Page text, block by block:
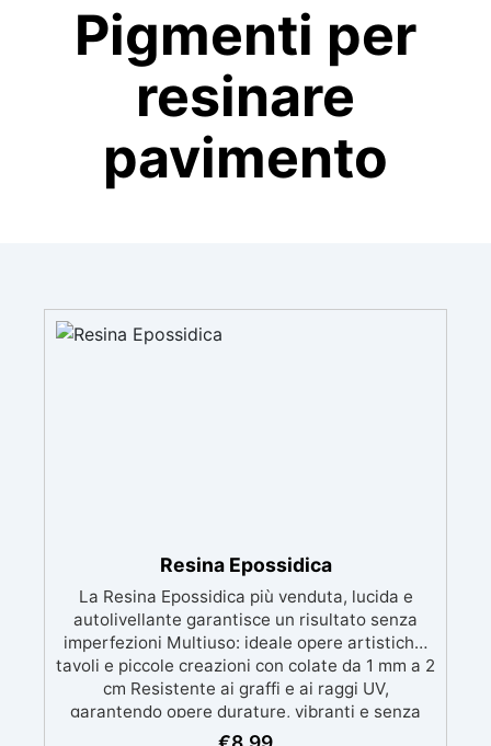
Pigmenti per
resinare
pavimento
Resina Epossidica
La Resina Epossidica più venduta, lucida e
autolivellante garantisce un risultato senza
imperfezioni Multiuso: ideale opere artistiche,
tavoli e piccole creazioni con colate da 1 mm a 2
cm Resistente ai graffi e ai raggi UV,
garantendo opere durature, vibranti e senza
ingiallimenti nel tempo Bassa viscosità e